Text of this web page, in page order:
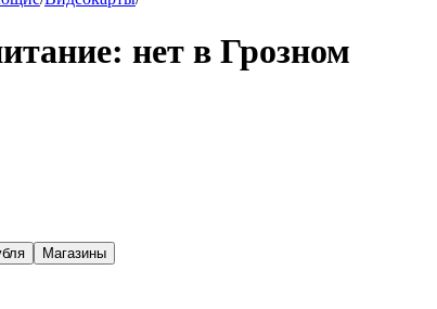
нет в Грозном
Магазины